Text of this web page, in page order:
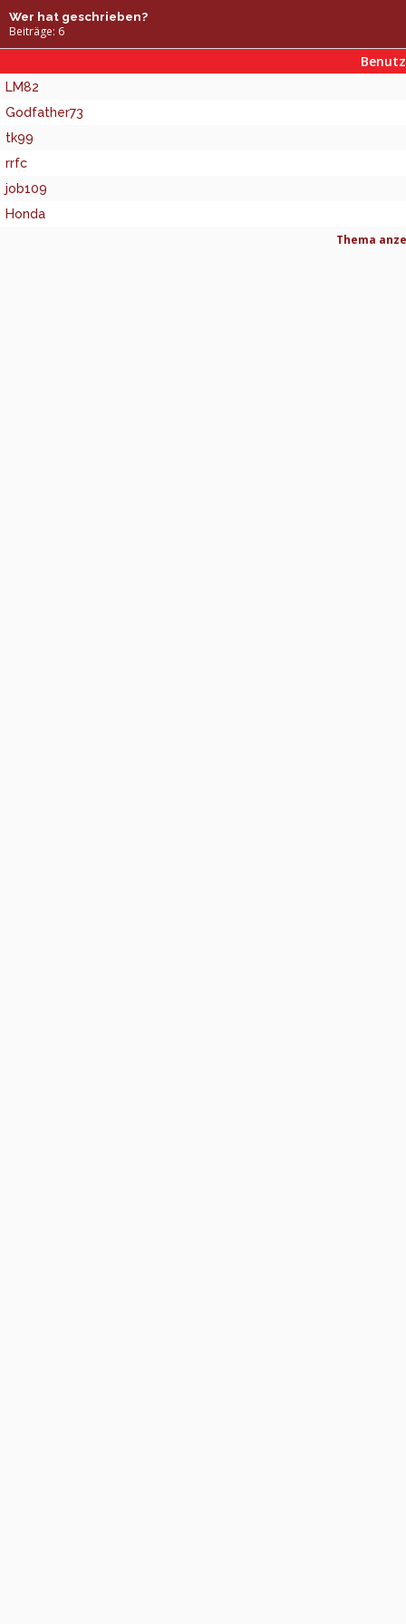
Wer hat geschrieben?
Beiträge: 6
LM82
Godfather73
tk99
rrfc
job109
Honda
Thema